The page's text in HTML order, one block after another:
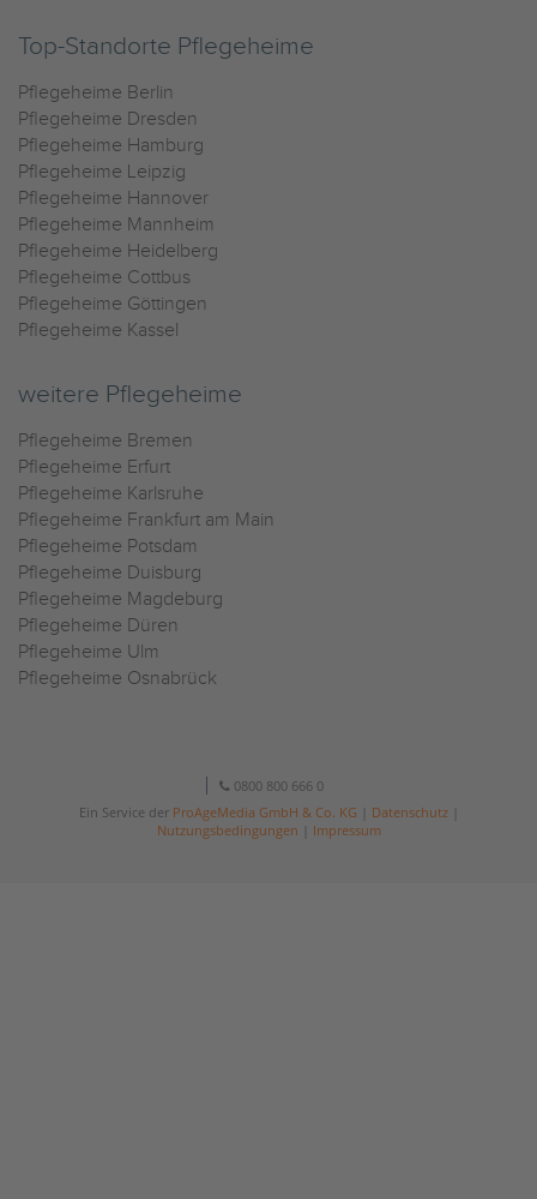
Top-Standorte Pflegeheime
Pflegeheime Berlin
Pflegeheime Dresden
Pflegeheime Hamburg
Pflegeheime Leipzig
Pflegeheime Hannover
Pflegeheime Mannheim
Pflegeheime Heidelberg
Pflegeheime Cottbus
Pflegeheime Göttingen
Pflegeheime Kassel
weitere Pflegeheime
Pflegeheime Bremen
Pflegeheime Erfurt
Pflegeheime Karlsruhe
Pflegeheime Frankfurt am Main
Pflegeheime Potsdam
Pflegeheime Duisburg
Pflegeheime Magdeburg
Pflegeheime Düren
Pflegeheime Ulm
Pflegeheime Osnabrück
0800 800 666 0
Ein Service der ProAgeMedia GmbH & Co. KG Datenschutz|
Nutzungsbedingungen
Impressum